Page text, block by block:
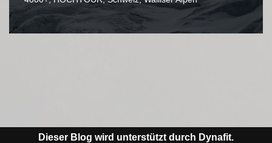
Dieser Blog wird unterstützt durch Dynafit.